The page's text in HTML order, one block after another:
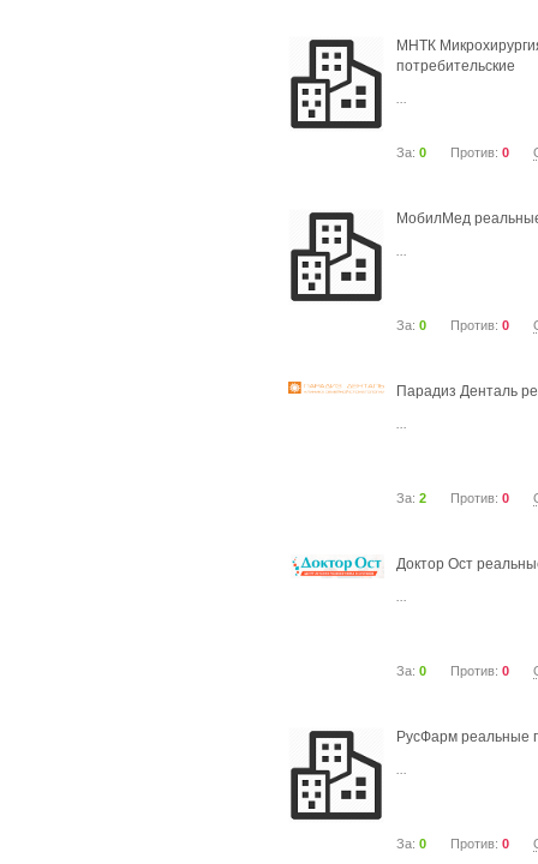
МНТК
потребительские
...
За: 0 Против: 0
МобилМед
...
За: 0 Против: 0
Парадиз Денталь
...
За: 2 Против: 0
Доктор Ост
...
За: 0 Против: 0
РусФарм реальные
...
За: 0 Против: 0